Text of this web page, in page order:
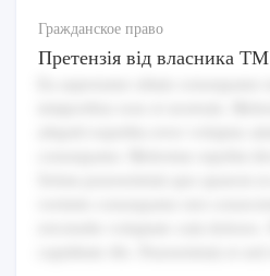
Гражданское право
Претензія від власника ТМ